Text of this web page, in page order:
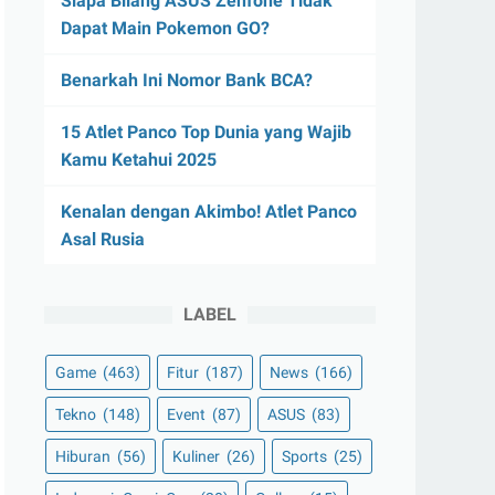
Dapat Main Pokemon GO?
Benarkah Ini Nomor Bank BCA?
15 Atlet Panco Top Dunia yang Wajib
Kamu Ketahui 2025
Kenalan dengan Akimbo! Atlet Panco
Asal Rusia
LABEL
Game (463) Fitur (187) News (166)
Tekno (148) Event (87) ASUS (83)
Hiburan (56) Kuliner (26) Sports (25)